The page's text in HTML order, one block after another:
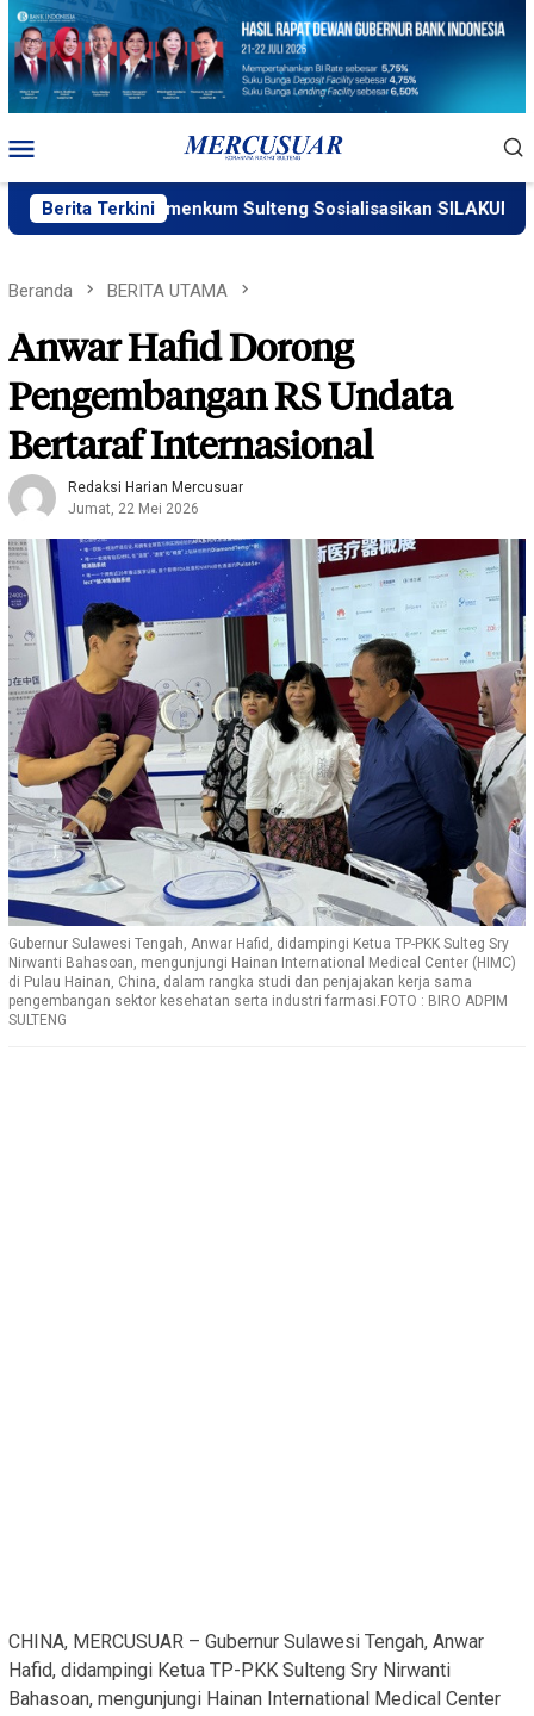
Loncat
konten
Mobile
Berita Terkini
Kemenkum Sulteng Sosialisasikan SILAKUM
Beranda BERITA UTAMA
Anwar Hafid Dorong
Pengembangan RS Undata
Bertaraf Internasional
Redaksi Harian Mercusuar
Jumat, 22 Mei 2026
Gubernur Sulawesi Tengah, Anwar Hafid, didampingi Ketua TP-PKK Sulteg Sry
Nirwanti Bahasoan, mengunjungi Hainan International Medical Center (HIMC)
di Pulau Hainan, China, dalam rangka studi dan penjajakan kerja sama
pengembangan sektor kesehatan serta industri farmasi.FOTO : BIRO ADPIM
SULTENG
CHINA, MERCUSUAR – Gubernur Sulawesi Tengah, Anwar
Hafid, didampingi Ketua TP-PKK Sulteng Sry Nirwanti
Bahasoan, mengunjungi Hainan International Medical Center